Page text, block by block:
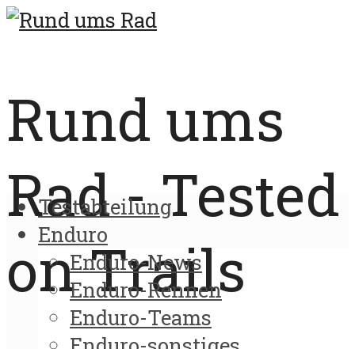
Rund ums
Rad - Tested
on Trails
Testabteilung
Enduro
Enduro-News
Enduro-Rennen
Enduro-Teams